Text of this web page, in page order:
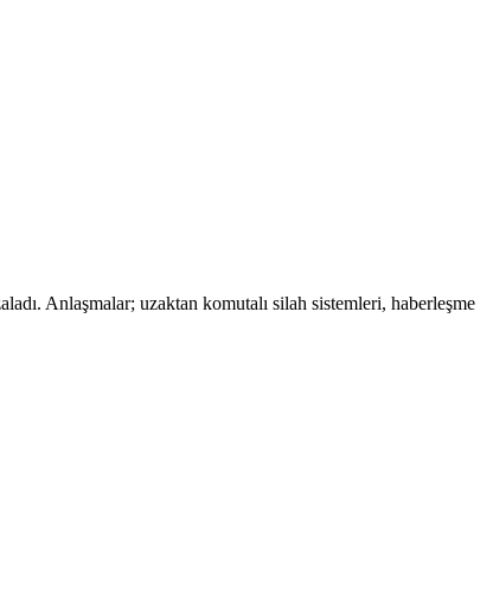
Anlaşmalar; uzaktan komutalı silah sistemleri, haberleşme